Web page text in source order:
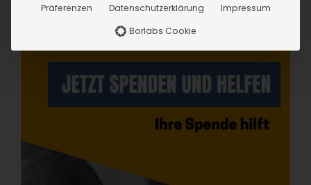
Präferenzen Datenschutzerklärung
Impressum
Borlabs Cookie